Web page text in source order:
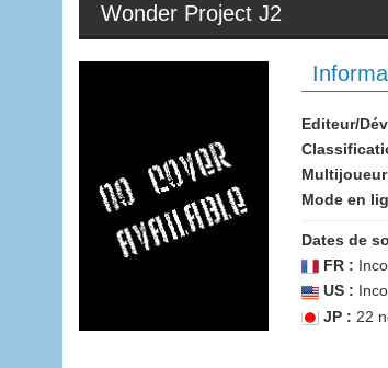
Wonder Project J2
Editeur/
Mode en
Dates de
FR :
US :
JP : 22